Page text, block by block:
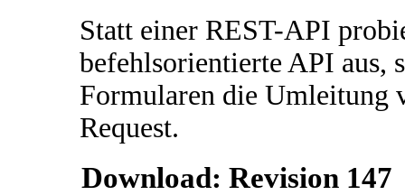
Statt einer REST-API
befehlsorientierte API aus,
Formularen die Umleitung
Request.
Download: Revision 147